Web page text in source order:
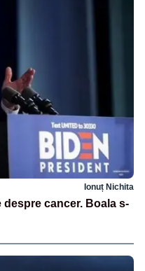
Ionuț Nichita
cancer. Boala s-